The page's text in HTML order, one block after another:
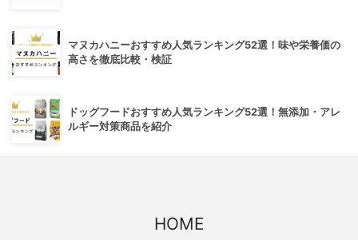
マヌカハニーおすすめ人気ランキング52選！味や栄養価の
高さを徹底比較・検証
ドッグフードおすすめ人気ランキング52選！無添加・アレ
ルギー対策商品を紹介
HOME